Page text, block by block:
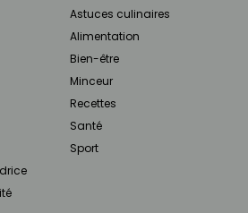
Astuces culinaires
Alimentation
Bien-être
Minceur
Recettes
Santé
Sport